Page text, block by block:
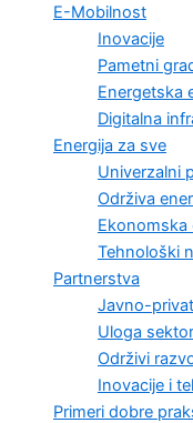
E-Mobilnost
Inovacije
Pametni
Energetska
Digitalna
Energija za sve
Univerzalni
Održiva
Ekonomska
Tehnološki
Partnerstva
Javno-
Uloga
Održivi
Inovacije i
Primeri dobre